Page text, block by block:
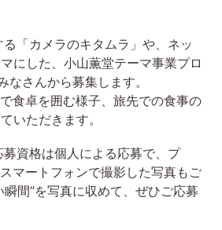
「カメラのキタムラ」や、ネッ
にした、小山薫堂テーマ事業プロ
さんから募集します。
食卓を囲む様子、旅先での食事の
いただきます。
資格は個人による応募で、プ
マートフォンで撮影した写真もご
間”を写真に収めて、ぜひご応募